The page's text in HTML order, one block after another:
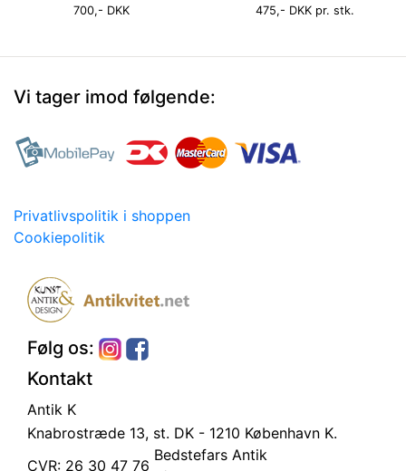
700,- DKK 475,- DKK pr. stk.
Vi tager imod følgende:
Privatlivspolitik i shoppen
Cookiepolitik
Følg os:
Kontakt
Antik K
Knabrostræde 13, st. DK - 1210 København K.
CVR: 26 30 47 76
Bedstefars Antik